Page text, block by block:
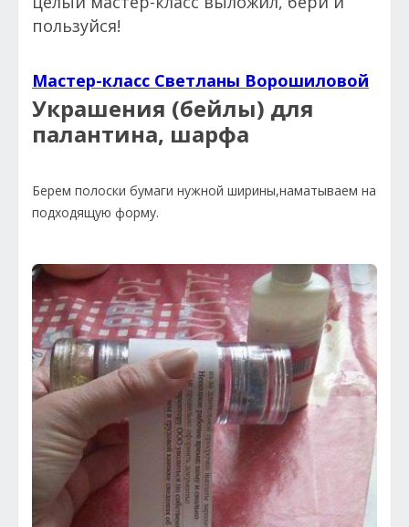
пользуйся!
Мастер-класс Светланы Ворошиловой
Украшения (бейлы) для
палантина, шарфа
Берем полоски бумаги нужной ширины,наматываем на
подходящую форму.